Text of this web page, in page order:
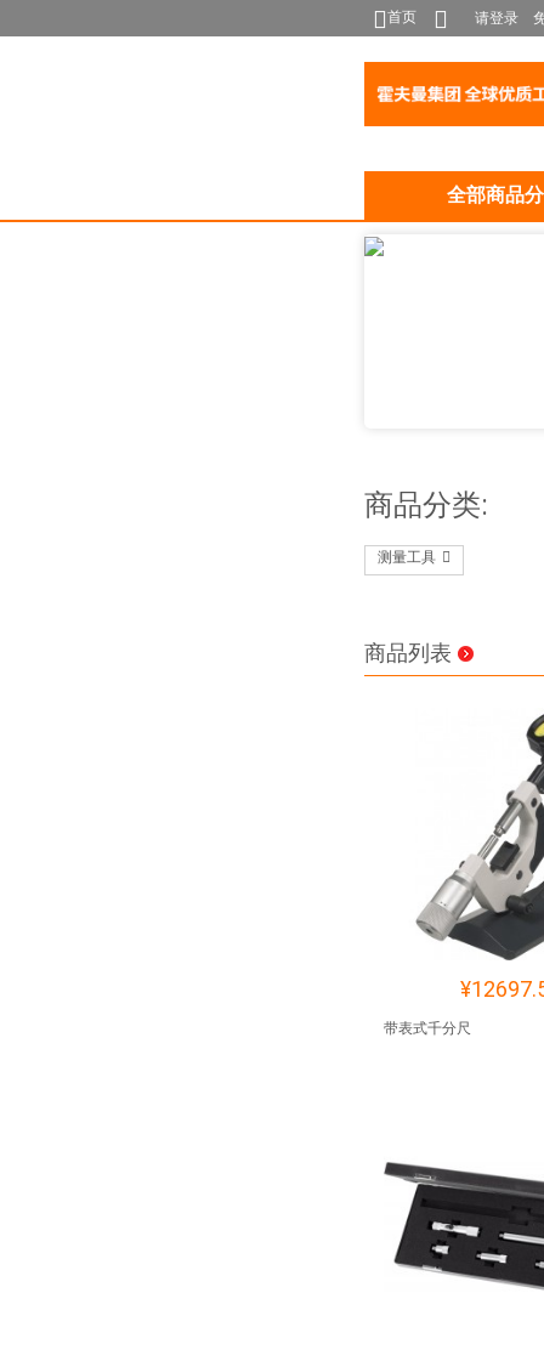
首页 请登录
全部商品
商品分类:
测量工具
商品列表
带表式千分尺